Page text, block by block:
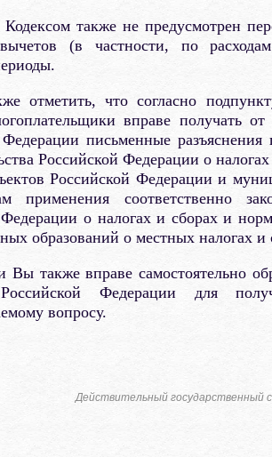
также не предусмотрен
(в частности, по
отметить, что согласно
вправе получать
письменные
Российской Федерации о
Российской Федерации и
применения соответственно
о налогах и сборах и
образований о местных налогах и
Вы также вправе самостоятельно
Федерации для
вопросу.
Действительный государственный